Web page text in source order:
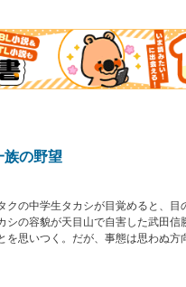
族の野望
クの中学生タカシが目覚めると、目
シの容貌が天目山で自害した武田信
を思いつく。だが、事態は思わぬ